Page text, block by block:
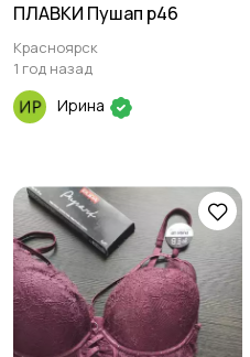
ПЛАВКИ Пушап р46
Красноярск
1 год назад
Ирина